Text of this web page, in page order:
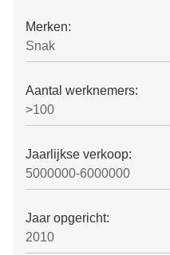
Merken:
Snak
Aantal werknemers:
>100
Jaarlijkse verkoop:
5000000-6000000
Jaar opgericht:
2010